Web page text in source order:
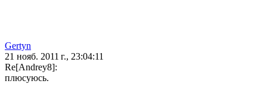
Gertyn
21 нояб. 2011 г., 23:04:11
Re[Andrey8]:
плюсуюсь.